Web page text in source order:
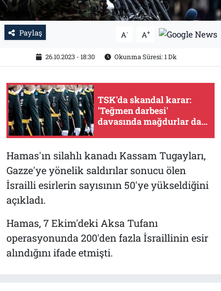
Paylaş A- A+
26.10.2023 - 18:30 Okunma Süresi: 1 Dk
TSK'da skandal karar:
'Teğmen darbesi'
davasında mağdurlar da
Hamas'ın silahlı kanadı Kassam Tugayları,
Gazze'ye yönelik saldırılar sonucu ölen
İsrailli esirlerin sayısının 50'ye yükseldiğini
açıkladı.
Hamas, 7 Ekim'deki Aksa Tufanı
operasyonunda 200'den fazla İsraillinin esir
alındığını ifade etmişti.